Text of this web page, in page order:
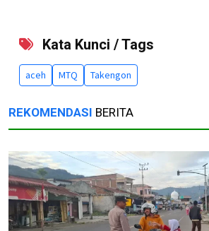
Kata Kunci / Tags
aceh MTQ Takengon
REKOMENDASI BERITA